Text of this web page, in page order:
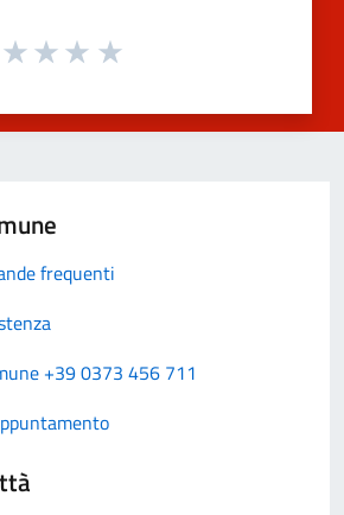
frequenti
+39 0373 456 711